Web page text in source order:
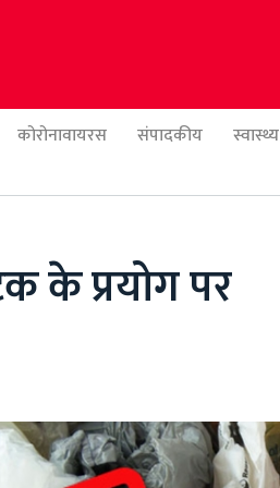
कोरोनावायरस संपादकीय स्वास्थ्य
के प्रयोग पर